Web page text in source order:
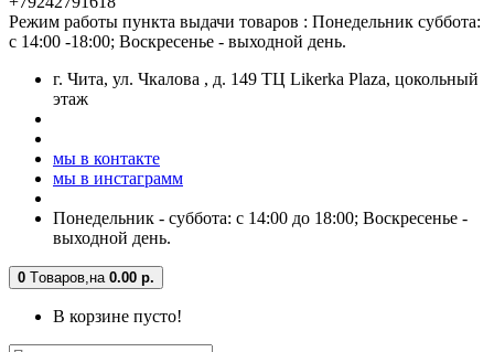
Режим работы пункта выдачи товаров : Понедельник суббота:
с 14:00 -18:00; Воскресенье - выходной день.
г. Чита, ул. Чкалова , д. 149 ТЦ Likerka Plaza, цокольный
этаж
мы в контакте
мы в инстаграмм
Понедельник - суббота: с 14:00 до 18:00; Воскресенье -
выходной день.
0 Tоваров, на 0.00 р.
В корзине пусто!